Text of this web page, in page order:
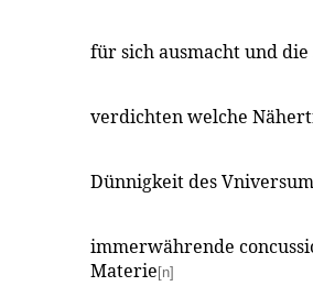
für sich ausmacht und
verdichten welche
Dünnigkeit des
immerwährende
Materie [n]